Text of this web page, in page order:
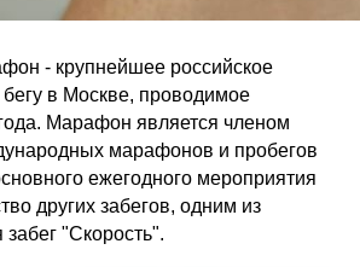
- крупнейшее российское
в Москве, проводимое
Марафон является членом
марафонов и пробегов
ежегодного мероприятия
других забегов, одним из
забег "Скорость".